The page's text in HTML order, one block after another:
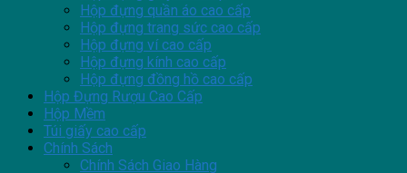
Hộp đựng quần áo cao cấp
Hộp đựng trang sức cao cấp
Hộp đựng ví cao cấp
Hộp đựng kính cao cấp
Hộp đựng đồng hồ cao cấp
Hộp Đựng Rượu Cao Cấp
Hộp Mềm
Túi giấy cao cấp
Chính Sách
Chính Sách Giao Hàng